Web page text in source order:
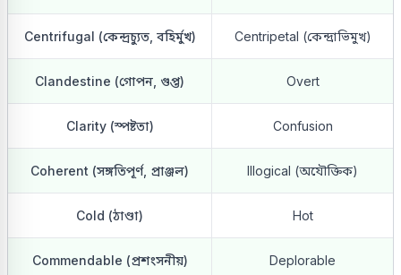
Centrifugal (কেন্দ্রচ্যুত, বহির্মুখ) Centripetal (কেন্দ্রাভিমুখ)
Clandestine (গোপন, গুপ্ত) Overt
Clarity (স্পষ্টতা) Confusion
Coherent (সঙ্গতিপূর্ণ, প্রাঞ্জল) Illogical (অযৌক্তিক)
Cold (ঠাণ্ডা) Hot
Commendable (প্রশংসনীয়) Deplorable